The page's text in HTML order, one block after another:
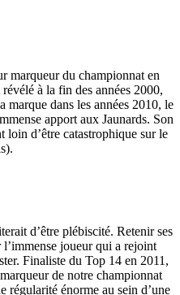
marqueur du championnat en
à la fin des années 2000,
marque dans les années 2010, le
apport aux Jaunards. Son
loin d’être catastrophique sur le
d’être plébiscité. Retenir ses
l’immense joueur qui a rejoint
Finaliste du Top 14 en 2011,
de notre championnat
régularité énorme au sein d’une